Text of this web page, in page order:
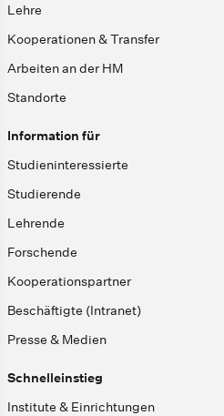
Lehre
Kooperationen & Transfer
Arbeiten an der HM
Standorte
Information für
Studieninteressierte
Studierende
Lehrende
Forschende
Kooperationspartner
Beschäftigte (Intranet)
Presse & Medien
Schnelleinstieg
Institute & Einrichtungen